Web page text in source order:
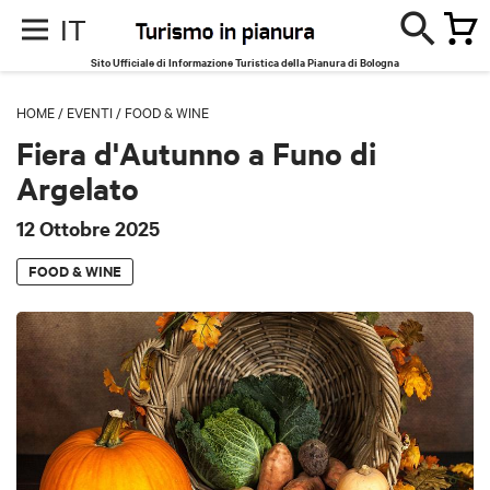
IT
Sito Ufficiale di Informazione Turistica della Pianura di Bologna
HOME / EVENTI / FOOD & WINE
Fiera d'Autunno a Funo di
Argelato
12 Ottobre 2025
FOOD & WINE